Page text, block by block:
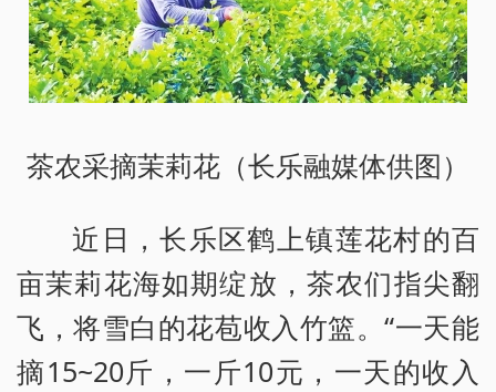
茶农采摘茉莉花（长乐融媒体供图）
近日，长乐区鹤上镇莲花村的百
亩茉莉花海如期绽放，茶农们指尖翻
飞，将雪白的花苞收入竹篮。“一天能
摘15~20斤，一斤10元，一天的收入